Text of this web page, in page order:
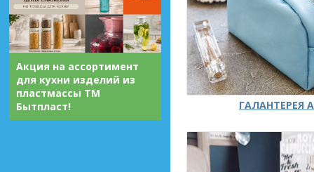
Акция на ассортимент
для кухни изделий из
пластмассы ТМ
Бытпласт!
ГАЛАНТЕРЕЯ